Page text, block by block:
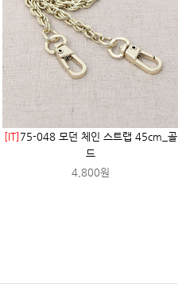
[IT] 75-048 모던 체인 스트랩 45cm_골
드
4,800원